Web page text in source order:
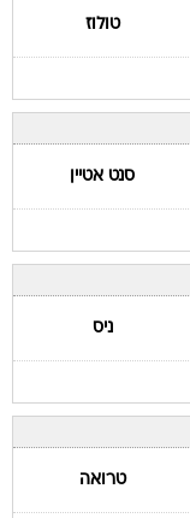
טולוז
סנט אטיין
ניס
טרואה